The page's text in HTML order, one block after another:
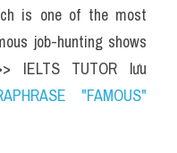
is one of the most
job-hunting shows
IELTS TUTOR lưu
"FAMOUS"